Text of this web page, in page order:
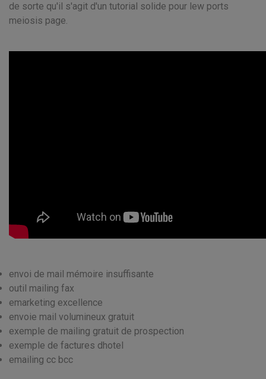
de sorte qu'il s'agit d'un tutorial solide pour lew ports
meiosis page.
envoi de mail mémoire insuffisante
outil mailing fax
emarketing excellence
envoie mail volumineux gratuit
exemple de mailing gratuit de prospection
exemple de factures dhotel
emailing cc bcc